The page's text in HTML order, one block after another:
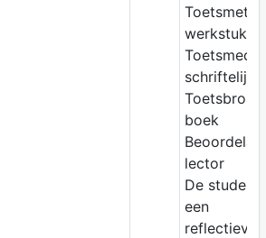
werkstuk
schriftelijk
Toetsbron:
boek
lector
De student
een